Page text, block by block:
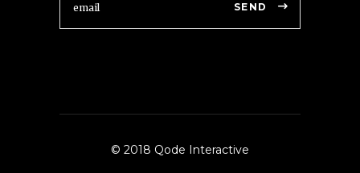
SEND
© 2018 Qode Interactive